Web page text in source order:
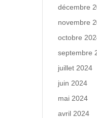
décembre
novembre
octobre
septembre
juillet 2024
juin 2024
mai 2024
avril 2024